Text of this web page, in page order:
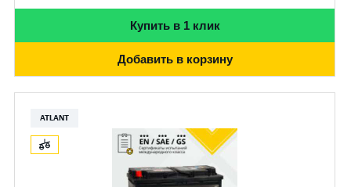
Купить в 1 клик
Добавить в корзину
ATLANT